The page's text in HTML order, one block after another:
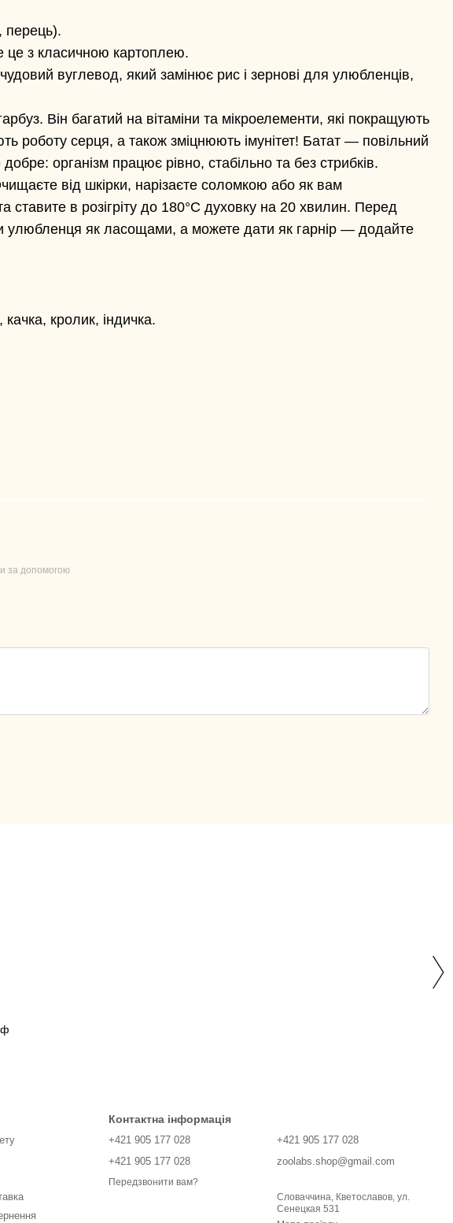
перець).
це з класичною картоплею.
вуглевод, який замінює рис і зернові для улюбленців,
Він багатий на вітаміни та мікроелементи, які покращують
роботу серця, а також зміцнюють імунітет! Батат — повільний
організм працює рівно, стабільно та без стрибків.
від шкірки, нарізаєте соломкою або як вам
в розігріту до 180°C духовку на 20 хвилин. Перед
улюбленця як ласощами, а можете дати як гарнір — додайте
кролик, індичка.
за допомогою
Контактна інформація
+421 905 177 028
+421 905 177 028
Передзвонити вам?
+421 905 177 028
zoolabs.shop@gmail.com
Словаччина, Кветославов, ул.
Сенецкая 531